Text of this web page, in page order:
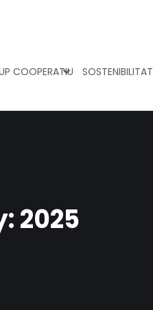
COOPERATIU SOSTENIBILITAT
2025